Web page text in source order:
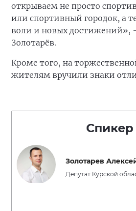
открываем не просто
или спортивный городок, а
воли и новых достижений»,
Золотарёв.
Кроме того, на
жителям вручили знаки
Спикер
Золотарев
Депутат Курской